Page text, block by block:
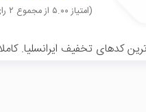
(امتیاز ۵.۰۰ از مجموع ۲ رای)
کدهای تخفیف ایرانسلیا.